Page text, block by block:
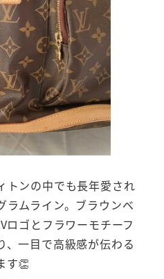
トンの中でも長年愛され
ラムライン。ブラウンベ
ロゴとフラワーモチーフ
、一目で高級感が伝わる
す👏